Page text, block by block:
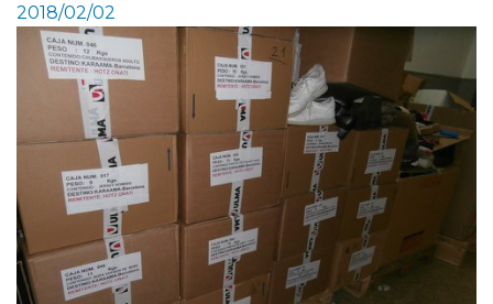
2018/02/02